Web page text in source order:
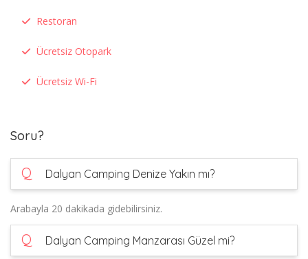
Restoran
Ücretsiz Otopark
Ücretsiz Wi-Fi
Soru?
Q Dalyan Camping Denize Yakın mı?
Arabayla 20 dakikada gidebilirsiniz.
Q Dalyan Camping Manzarası Güzel mi?